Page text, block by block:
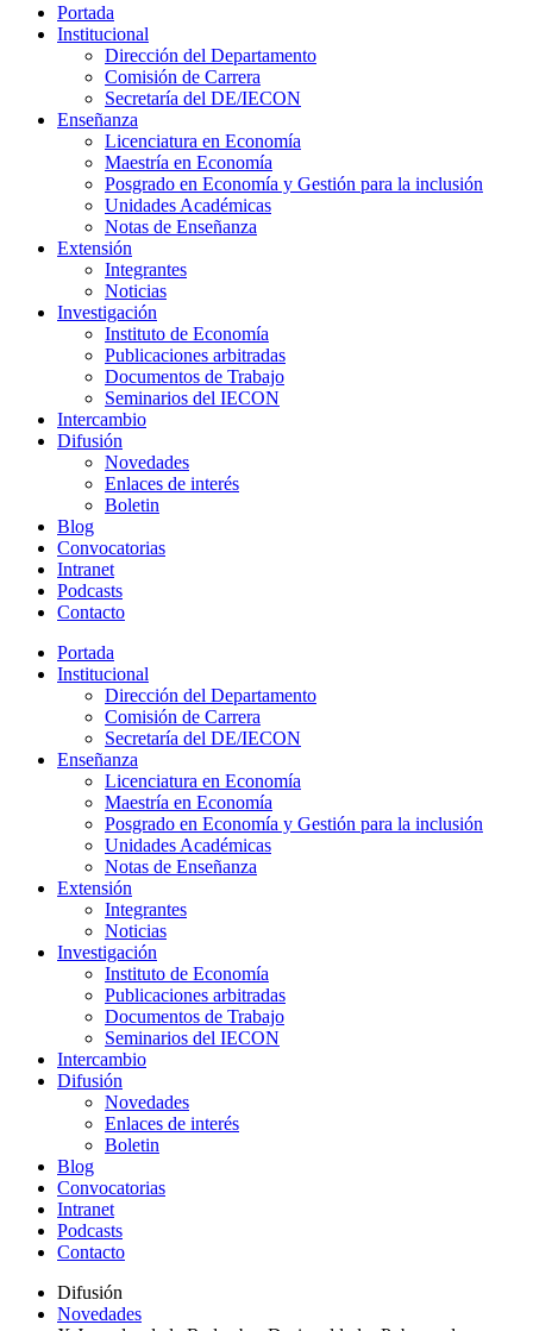
Portada
Institucional
Dirección del Departamento
Comisión de Carrera
Secretaría del DE/IECON
Enseñanza
Licenciatura en Economía
Maestría en Economía
Posgrado en Economía y Gestión para la inclusión
Unidades Académicas
Notas de Enseñanza
Extensión
Integrantes
Noticias
Investigación
Instituto de Economía
Publicaciones arbitradas
Documentos de Trabajo
Seminarios del IECON
Intercambio
Difusión
Novedades
Enlaces de interés
Boletin
Blog
Convocatorias
Intranet
Podcasts
Contacto
Portada
Institucional
Dirección del Departamento
Comisión de Carrera
Secretaría del DE/IECON
Enseñanza
Licenciatura en Economía
Maestría en Economía
Posgrado en Economía y Gestión para la inclusión
Unidades Académicas
Notas de Enseñanza
Extensión
Integrantes
Noticias
Investigación
Instituto de Economía
Publicaciones arbitradas
Documentos de Trabajo
Seminarios del IECON
Intercambio
Difusión
Novedades
Enlaces de interés
Boletin
Blog
Convocatorias
Intranet
Podcasts
Contacto
Difusión
Novedades